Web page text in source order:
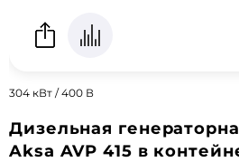
304 кВт / 400 В
Дизельная
Aksa AVP 415 в